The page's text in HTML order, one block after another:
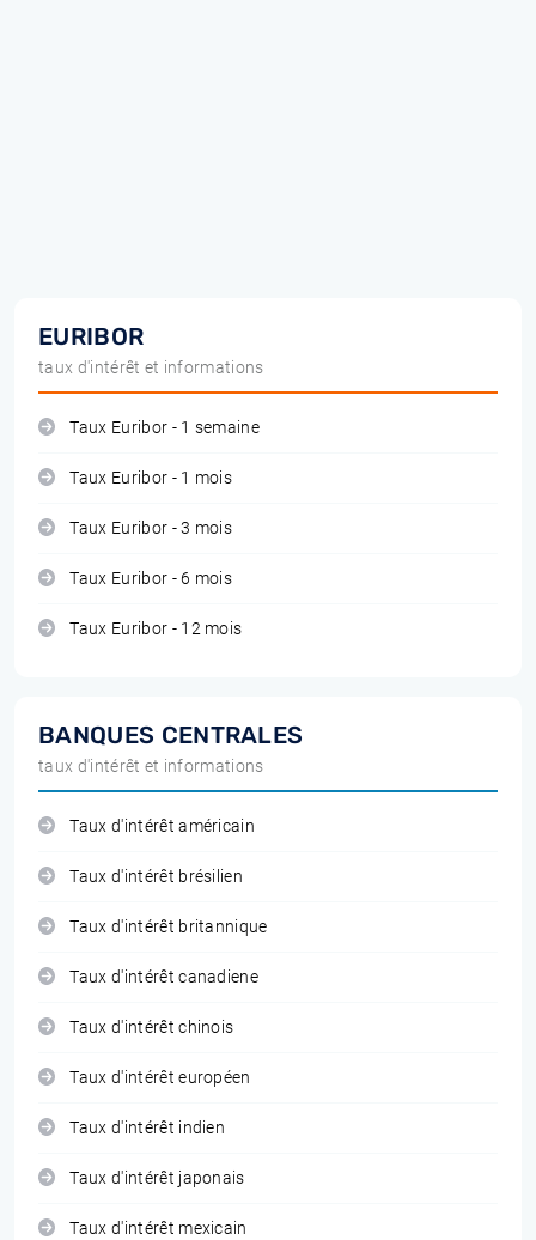
EURIBOR
taux d'intérêt et informations
Taux Euribor - 1 semaine
Taux Euribor - 1 mois
Taux Euribor - 3 mois
Taux Euribor - 6 mois
Taux Euribor - 12 mois
BANQUES CENTRALES
taux d'intérêt et informations
Taux d'intérêt américain
Taux d'intérêt brésilien
Taux d'intérêt britannique
Taux d'intérêt canadiene
Taux d'intérêt chinois
Taux d'intérêt européen
Taux d'intérêt indien
Taux d'intérêt japonais
Taux d'intérêt mexicain